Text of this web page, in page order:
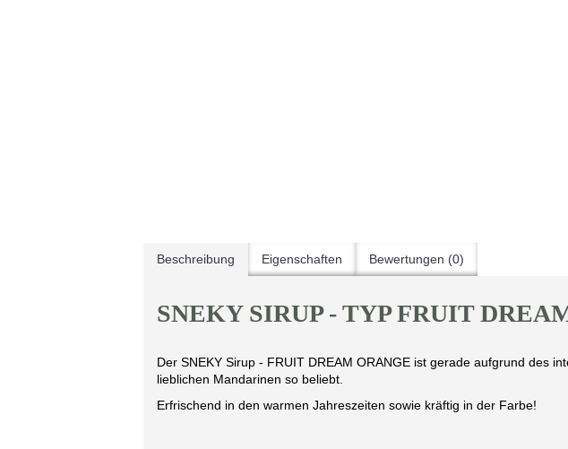
Beschreibung Eigenschaften Bewertungen (0)
SNEKY SIRUP - TYP FRUIT
Der SNEKY Sirup - FRUIT DREAM ORANGE ist gerade aufgrund des
lieblichen Mandarinen so beliebt.
Erfrischend in den warmen Jahreszeiten sowie kräftig in der Farbe!